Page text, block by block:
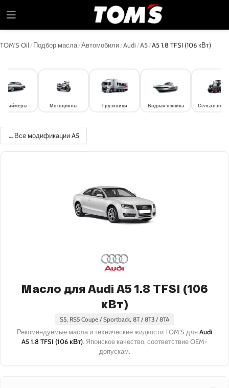
TOM'S Oil /Подбор масла/Автомобили/Audi /A5/A5 1.8 TFSI (106 кВт)
Мотоциклы Грузовики Водная техника
Все модификации A5
Масло для Audi A5 1.8 TFSI (106
кВт)
S5, RS5 Coupe / Sportback, 8T / 8T3 / 8TA
Рекомендуемые масла и технические жидкости TOM'S для Audi
A5 1.8 TFSI (106 кВт). Японское качество, соответствие OEM-
допускам.